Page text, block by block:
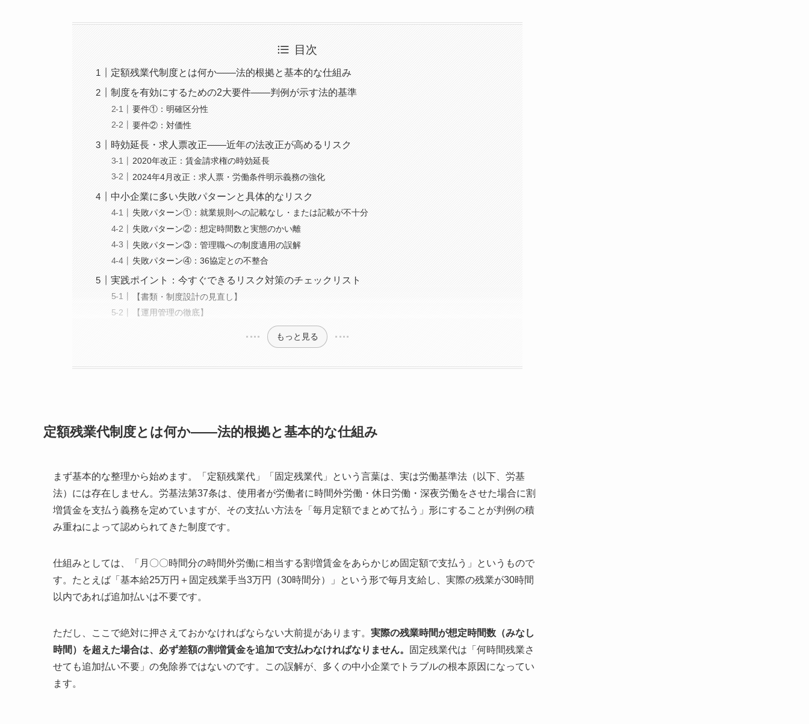
目次
定額残業代制度とは何か——法的根拠と基本的な仕組み
制度を有効にするための2大要件——判例が示す法的基準
要件①：明確区分性
要件②：対価性
時効延長・求人票改正——近年の法改正が高めるリスク
2020年改正：賃金請求権の時効延長
2024年4月改正：求人票・労働条件明示義務の強化
中小企業に多い失敗パターンと具体的なリスク
失敗パターン①：就業規則への記載なし・または記載が不十分
失敗パターン②：想定時間数と実態のかい離
失敗パターン③：管理職への制度適用の誤解
失敗パターン④：36協定との不整合
実践ポイント：今すぐできるリスク対策のチェックリスト
【書類・制度設計の見直し】
【運用管理の徹底】
もっと見る
定額残業代制度とは何か——法的根拠と基本的な仕組み
まず基本的な整理から始めます。「定額残業代」「固定残業代」という言葉は、実は労働基準法（以下、労基
法）には存在しません。労基法第37条は、使用者が労働者に時間外労働・休日労働・深夜労働をさせた場合に割
増賃金を支払う義務を定めていますが、その支払い方法を「毎月定額でまとめて払う」形にすることが判例の積
み重ねによって認められてきた制度です。
仕組みとしては、「月〇〇時間分の時間外労働に相当する割増賃金をあらかじめ固定額で支払う」というもので
す。たとえば「基本給25万円＋固定残業手当3万円（30時間分）」という形で毎月支給し、実際の残業が30時間
以内であれば追加払いは不要です。
ただし、ここで絶対に押さえておかなければならない大前提があります。 実際の残業時間が想定時間数（みなし
時間）を超えた場合は、必ず差額の割増賃金を追加で支払わなければなりません。
固定残業代は「何時間残業さ
せても追加払い不要」の免除券ではないのです。この誤解が、多くの中小企業でトラブルの根本原因になってい
ます。